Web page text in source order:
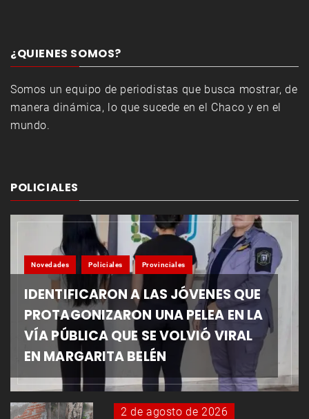
¿QUIENES SOMOS?
Somos un equipo de periodistas que busca mostrar, de
manera dinámica, lo que sucede en el Chaco y en el
mundo.
POLICIALES
Novedades Policiales Provinciales
IDENTIFICARON A LAS JÓVENES QUE
PROTAGONIZARON UNA PELEA EN LA
VÍA PÚBLICA QUE SE VOLVIÓ VIRAL
EN MARGARITA BELÉN
2 de agosto de 2026